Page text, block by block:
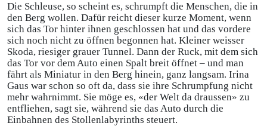
Die Schleuse, so scheint es, schrumpft die Menschen, die in
den Berg wollen. Dafür reicht dieser kurze Moment, wenn
sich das Tor hinter ihnen geschlossen hat und das vordere
sich noch nicht zu öffnen begonnen hat. Kleiner weisser
Skoda, riesiger grauer Tunnel. Dann der Ruck, mit dem sich
das Tor vor dem Auto einen Spalt breit öffnet – und man
fährt als Miniatur in den Berg hinein, ganz langsam. Irina
Gaus war schon so oft da, dass sie ihre Schrumpfung nicht
mehr wahrnimmt. Sie möge es, «der Welt da draussen» zu
entfliehen, sagt sie, während sie das Auto durch die
Einbahnen des Stollenlabyrinths steuert.